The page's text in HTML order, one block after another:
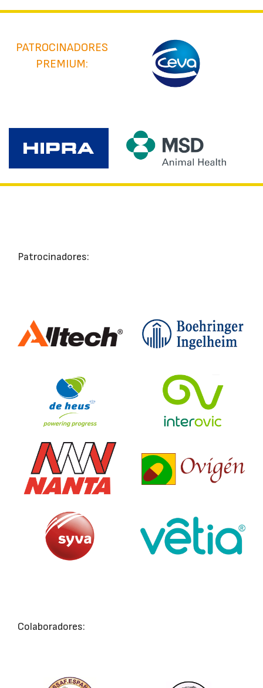
PATROCINADORES
PREMIUM:
Patrocinadores:
Colaboradores: